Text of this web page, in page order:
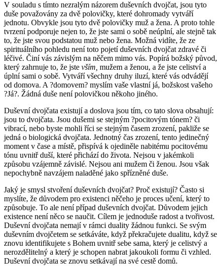
V souladu s tímto nezralým názorem duševních dvojčat, jsou tyto
duše považovány za dvě polovičky, které dohromady vytváří
jednotu. Obvykle jsou tyto dvě polovičky muž a žena. A proto tohle
tvrzení podporuje nejen to, že jste sami o sobě neúplní, ale stejně tak
to, že jste svou podstatou muž nebo žena. Možná vidíte, že ze
spirituálního pohledu není toto pojetí duševních dvojčat zdravé či
léčivé. Činí vás závislým na něčem mimo vás. Popírá božský původ,
který zahrnuje to, že jste vším, mužem a ženou, a že jste celiství a
úplní sami o sobě. Vytváří všechny druhy iluzí, které vás odvádějí
od domova. A ?domovem? myslím vaše vlastní já, božskost vašeho
?Já?. Žádná duše není polovičkou někoho jiného.
Duševní dvojčata existují a doslova jsou tím, co tato slova obsahují:
jsou to dvojčata. Jsou dušemi se stejným ?pocitovým tónem? či
vibrací, nebo byste mohli říci se stejným časem zrození, pakliže se
jedná o biologická dvojčata. Jednotný čas zrození, tento jedinečný
moment v čase a místě, přispívá k ojediněle nabitému pocitovému
tónu uvnitř duší, které přichází do života. Nejsou v jakémkoli
způsobu vzájemně závislé. Nejsou ani mužem či ženou. Jsou však
nepochybně navzájem naladěné jako spřízněné duše.
Jaký je smysl stvoření duševních dvojčat? Proč existují? Často si
myslíte, že důvodem pro existenci něčeho je proces učení, který to
způsobuje. To ale není případ duševních dvojčat. Důvodem jejich
existence není něco se naučit. Cílem je jednoduše radost a tvořivost.
Duševní dvojčata nemají v rámci duality žádnou funkci. Se svým
duševním dvojčetem se setkáváte, když překračujete dualitu, když se
znovu identifikujete s Bohem uvnitř sebe sama, který je celistvý a
nerozdělitelný a který je schopen nabrat jakoukoli formu či vzhled.
Duševní dvojčata se znovu setkávají na své cestě domů.